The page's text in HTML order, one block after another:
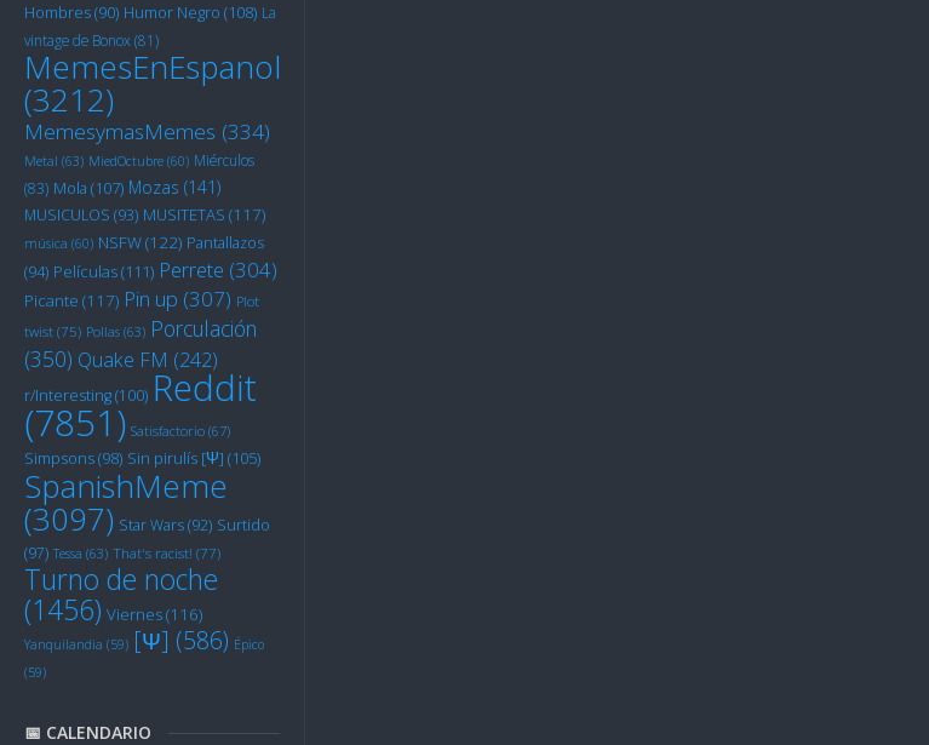
Hombres(90) Humor Negro (108) La
vintage de Bonox(81)
MemesEnEspanol
(3212)
MemesymasMemes (334)
Metal (63) MiedOctubre (60) Miérculos
(83) Mola (107) Mozas (141)
MUSICULOS (93) MUSITETAS (117)
música (60) NSFW(122) Pantallazos
(94) Películas(111) Perrete (304)
Picante (117) Pin up (307) Plot
twist (75) Pollas (63) Porculación
(350) Quake FM (242)
r/Interesting(100) Reddit
(7851) Satisfactorio (67)
Simpsons(98) Sin pirulís [Ψ] (105)
SpanishMeme
(3097) Star Wars(92) Surtido
(97) Tessa (63) That's racist! (77)
Turno de noche
(1456) Viernes(116)
Yanquilandia (59) [Ψ] (586) Épico
(59)
📅 CALENDARIO